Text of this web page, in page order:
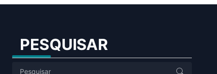
PESQUISAR